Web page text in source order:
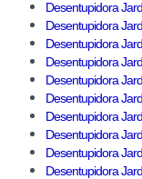
Desentupidora
Desentupidora
Desentupidora
Desentupidora
Desentupidora
Desentupidora
Desentupidora
Desentupidora
Desentupidora
Desentupidora